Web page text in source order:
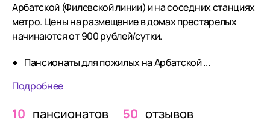
Арбатской (Филевской линии) и на соседних станциях
метро. Цены на размещение в домах престарелых
начинаются от 900 рублей/сутки.
Пансионаты для пожилых на Арбатской ...
Подробнее
10 пансионатов 50 отзывов